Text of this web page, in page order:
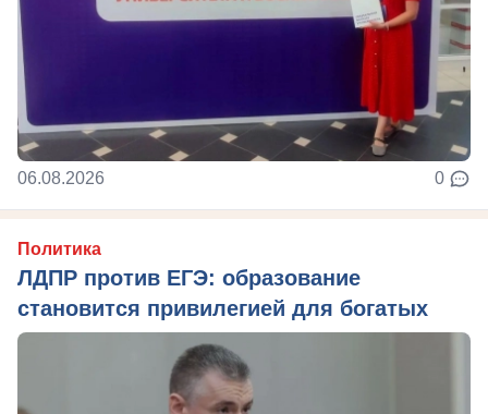
06.08.2026 0
Политика
ЛДПР против ЕГЭ: образование
становится привилегией для богатых